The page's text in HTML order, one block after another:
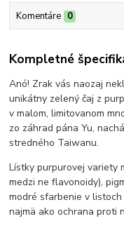
Komentáre 0
Kompletné
Anó! Zrak vás naozaj
unikátny zelený čaj z
v malom, limitovanom
zo záhrad pána Yu,
stredného Taiwanu.
Lístky purpurovej variety
medzi ne flavonoidy),
modré sfarbenie v
najmä ako ochrana proti